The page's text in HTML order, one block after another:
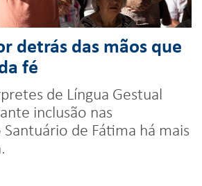
detrás das mãos que
fé
de Língua Gestual
inclusão nas
de Fátima há mais